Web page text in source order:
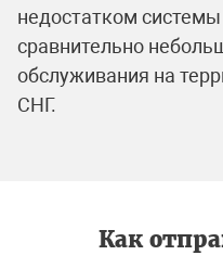
недостатком
сравнительно
обслуживания на
СНГ.
Как